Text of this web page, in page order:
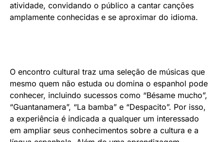
atividade, convidando o público a cantar canções
amplamente conhecidas e se aproximar do idioma.
O encontro cultural traz uma seleção de músicas que
mesmo quem não estuda ou domina o espanhol pode
conhecer, incluindo sucessos como “Bésame mucho”,
“Guantanamera”, “La bamba” e “Despacito”. Por isso,
a experiência é indicada a qualquer um interessado
em ampliar seus conhecimentos sobre a cultura e a